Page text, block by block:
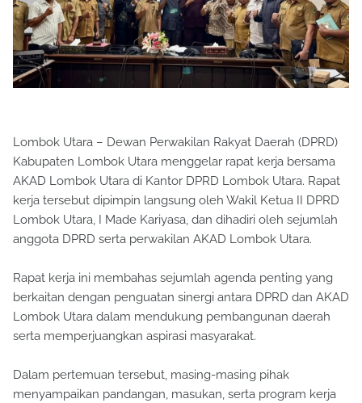
Lombok Utara – Dewan Perwakilan Rakyat Daerah (DPRD)
Kabupaten Lombok Utara menggelar rapat kerja bersama
AKAD Lombok Utara di Kantor DPRD Lombok Utara. Rapat
kerja tersebut dipimpin langsung oleh Wakil Ketua II DPRD
Lombok Utara, I Made Kariyasa, dan dihadiri oleh sejumlah
anggota DPRD serta perwakilan AKAD Lombok Utara.
Rapat kerja ini membahas sejumlah agenda penting yang
berkaitan dengan penguatan sinergi antara DPRD dan AKAD
Lombok Utara dalam mendukung pembangunan daerah
serta memperjuangkan aspirasi masyarakat.
Dalam pertemuan tersebut, masing-masing pihak
menyampaikan pandangan, masukan, serta program kerja